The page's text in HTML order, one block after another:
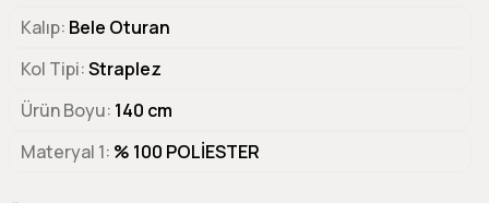
Kalıp Bele Oturan
Kol Tipi Straplez
Ürün Boyu 140 cm
Materyal 1 % 100 POLİESTER